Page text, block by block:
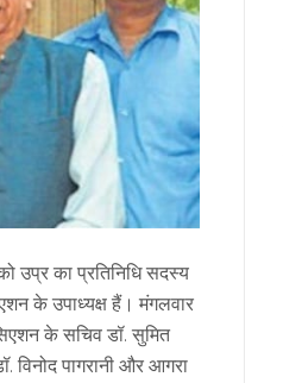
उप्र का प्रतिनिधि सदस्य
के उपाध्यक्ष हैं। मंगलवार
के सचिव डॉ. सुमित
विनोद पागरानी और आगरा